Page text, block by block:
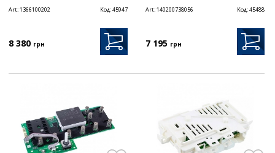
Art:1366100202 Код:45947
8 380 грн
Art:140200738056 Код:45488
7 195 грн